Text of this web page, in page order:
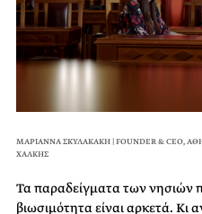
ΜΑΡΙΑΝΝΑ ΣΚΥΛΑΚΑΚΗ | FOUNDER & CEO,
ΧΑΛΚΗΣ
Τα παραδείγματα των νησιών
βιωσιμότητα είναι αρκετά. Κι